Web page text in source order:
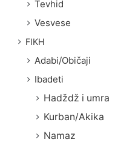
Tevhid
Vesvese
FIKH
Adabi/Običaji
Ibadeti
Hadždž i umra
Kurban/Akika
Namaz